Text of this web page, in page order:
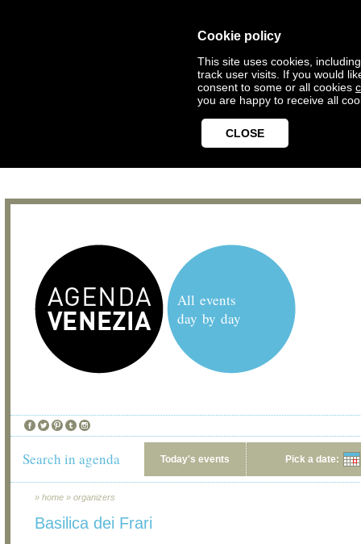
Cookie policy
This site uses cookies,
track user visits. If you would
consent to some or all cookies
you are happy to receive all
CLOSE
All events
day by day
Search in agenda Today's events Pick a date:
» home » organizers
Basilica dei Frari